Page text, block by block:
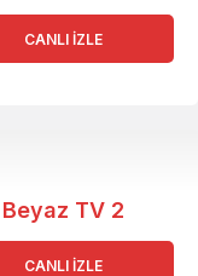
CANLI İZLE
Beyaz TV 2
CANLI İZLE